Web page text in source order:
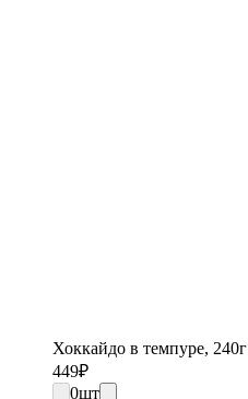
Хоккайдо в темпуре, 240г
449₽
0шт